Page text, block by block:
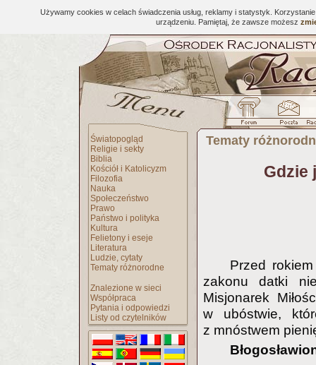
Używamy cookies w celach świadczenia usług, reklamy i statystyk.
urządzeniu. Pamiętaj, że zawsze możesz
Światopogląd
Religie i sekty
Biblia
Kościół i Katolicyzm
Filozofia
Nauka
Społeczeństwo
Prawo
Państwo i polityka
Kultura
Felietony i eseje
Literatura
Ludzie, cytaty
Tematy różnorodne
Znalezione w sieci
Współpraca
Pytania i odpowiedzi
Listy od czytelników
Tematy
Gdzie
Przed
zakonu datki
Misjonarek
w ubóstwie,
z mnóstwem